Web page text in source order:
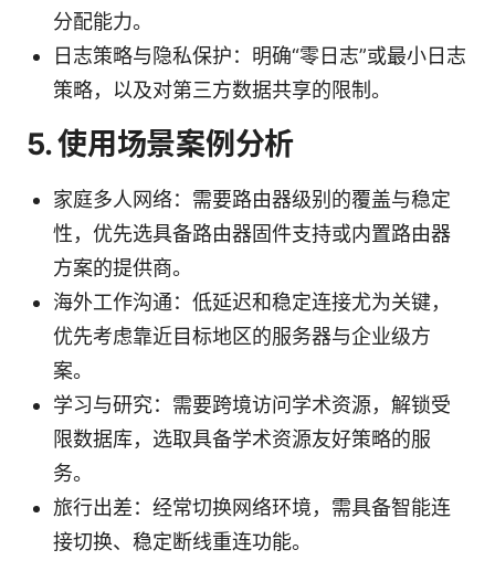
分配能力。
日志策略与隐私保护：明确“零日志”或最小日志
策略，以及对第三方数据共享的限制。
5. 使用场景案例分析
家庭多人网络：需要路由器级别的覆盖与稳定
性，优先选具备路由器固件支持或内置路由器
方案的提供商。
海外工作沟通：低延迟和稳定连接尤为关键，
优先考虑靠近目标地区的服务器与企业级方
案。
学习与研究：需要跨境访问学术资源，解锁受
限数据库，选取具备学术资源友好策略的服
务。
旅行出差：经常切换网络环境，需具备智能连
接切换、稳定断线重连功能。